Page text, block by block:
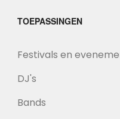
TOEPASSINGEN
Festivals en
DJ's
Bands